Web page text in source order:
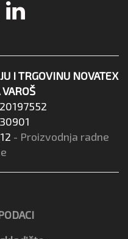
I TRGOVINU NOVATEX
20197552
- Proizvodnja radne